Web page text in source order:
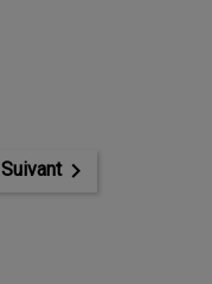
Suivant